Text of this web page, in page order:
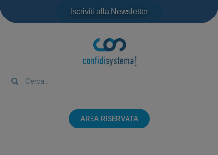
Iscriviti alla Newsletter
AREA RISERVATA